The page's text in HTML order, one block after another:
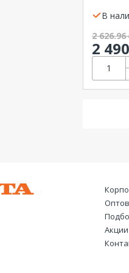
NEON-
В
2 626.96
2
Акции